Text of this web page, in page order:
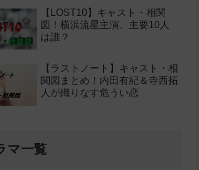
【LOST10】キャスト・相関
図！横浜流星主演、主要10人
は誰？
【ラストノート】キャスト・相
関図まとめ！内田有紀＆寺西拓
人が織りなす危うい恋
マ一覧